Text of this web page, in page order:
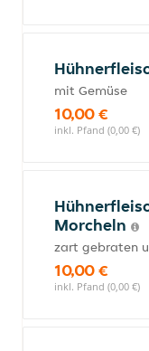
mit Gemüse
10,00 €
inkl. Pfand (0,00 €)
Morcheln
zart gebraten
10,00 €
inkl. Pfand (0,00 €)